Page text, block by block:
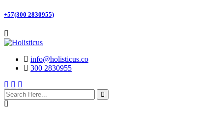
+57(300 2830955)
info@holisticus.co
300 2830955
search
here